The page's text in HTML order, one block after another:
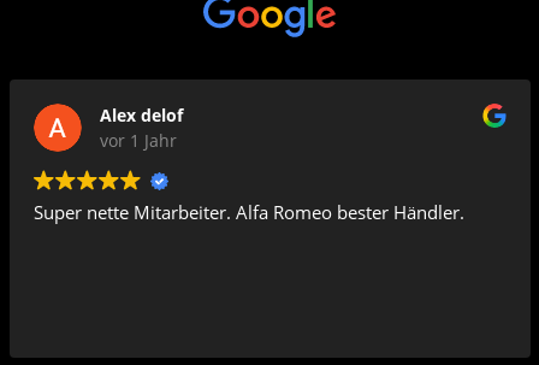
Alex delof
vor 1 Jahr
Super nette Mitarbeiter. Alfa Romeo bester Händler.